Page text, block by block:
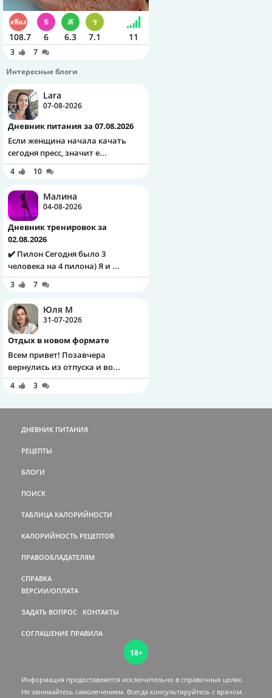
108.7 6 6.3 7.1 11
3
7
Интересные блоги
Lara
07-08-2026
Дневник питания за 07.08.2026
Если женщина начала качать
сегодня пресс, значит е...
4 10
Малина
04-08-2026
Дневник тренировок за
02.08.2026
✔️ Пилон Сегодня было 3
человека на 4 пилона) Я и ...
3 7
Юля М
31-07-2026
Отдых в новом формате
Всем привет! Позавчера
вернулись из отпуска и во...
4 3
ДНЕВНИК ПИТАНИЯ
РЕЦЕПТЫ
БЛОГИ
ПОИСК
ТАБЛИЦА КАЛОРИЙНОСТИ
КАЛОРИЙНОСТЬ РЕЦЕПТОВ
ПРАВООБЛАДАТЕЛЯМ
СПРАВКА
ВЕРСИИ/ОПЛАТА
ЗАДАТЬ ВОПРОС КОНТАКТЫ
СОГЛАШЕНИЕ ПРАВИЛА
18+
Информация предоставляется исключительно в справочных целях.
Не занимайтесь самолечением. Всегда консультируйтесь c врачом.